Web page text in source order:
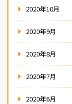
2020年10月
2020年9月
2020年8月
2020年7月
2020年6月